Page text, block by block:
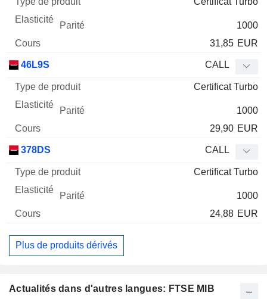
1000
31,85 EUR
46L9S CALL
Certificat Turbo
1000
29,90 EUR
378DS CALL
Certificat Turbo
1000
24,88 EUR
Plus de produits dérivés
Actualités dans d'autres langues: FTSE MIB